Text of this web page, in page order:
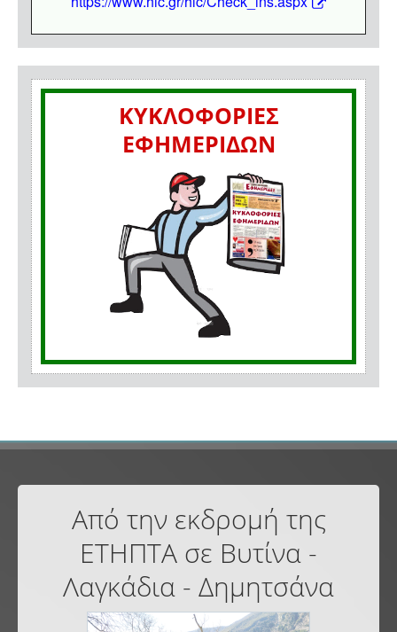
ΚΥΚΛΟΦΟΡΙΕΣ
ΕΦΗΜΕΡΙΔΩΝ
Από την εκδρομή της
ΕΤΗΠΤΑ σε Βυτίνα -
Λαγκάδια - Δημητσάνα